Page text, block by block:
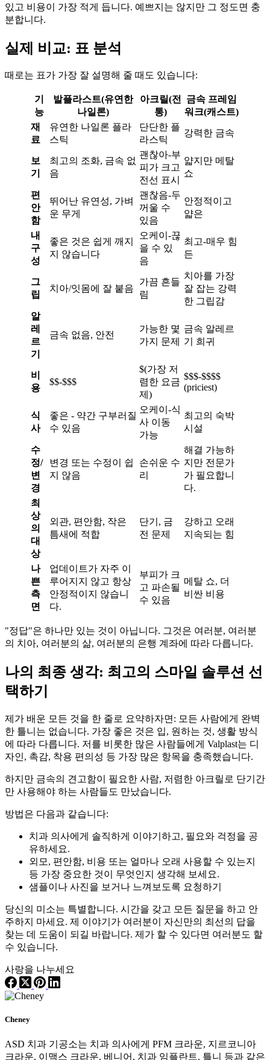
있고 비용이 가장 적게 듭니다. 예쁘지는 않지만 그 정도면 충
분합니다.
실제 비교: 표 분석
때로는 표가 가장 잘 설명해 줄 때도 있습니다:
기
능
발플라스트(유연한
나일론)
아크릴(전
통)
금속 프레임
워크(캐스트)
재
료
유연한 나일론 플라
스틱
단단한 플
라스틱
강력한 금속
보
기
최고의 조화, 금속 없
음
괜찮아-부
피가 크고
전선 표시
얇지만 메탈
쇼
편
안
함
뛰어난 유연성, 가벼
운 무게
괜찮음-두
꺼울 수
있음
안정적이고
얇은
내
구
성
좋은 것은 쉽게 깨지
지 않습니다
오케이-끊
을 수 있
음
최고-매우 힘
든
그
립
치아/잇몸에 잘 붙음
가끔 흔들
림
치아를 가장
잘 잡는 강력
한 그립감
알
레
르
기
금속 없음, 안전
가능한 몇
가지 문제
금속 알레르
기 희귀
비
용
$$-$$$
$(가장 저
렴한 요금
제)
$$$-$$$$
(priciest)
식
사
좋은 - 약간 구부러질
수 있음
오케이-식
사 이동
가능
최고의 숙박
시설
수
정/
변
경
변경 또는 수정이 쉽
지 않음
손쉬운 수
리
해결 가능하
지만 전문가
가 필요합니
다.
최
상
의
대
상
외관, 편안함, 작은
틈새에 적합
단기, 금
전 문제
강하고 오래
지속되는 힘
나
쁜
측
면
업데이트가 자주 이
루어지지 않고 항상
안정적이지 않습니
다.
부피가 크
고 파손될
수 있음
메탈 쇼, 더
비싼 비용
"정답"은 하나만 있는 것이 아닙니다. 그것은 여러분, 여러분
의 치아, 여러분의 삶, 여러분의 은행 계좌에 따라 다릅니다.
나의 최종 생각: 최고의 스마일 솔루션 선
택하기
제가 배운 모든 것을 한 줄로 요약하자면: 모든 사람에게 완벽
한 틀니는 없습니다. 가장 좋은 것은 입, 원하는 것, 생활 방식
에 따라 다릅니다. 저를 비롯한 많은 사람들에게 Valplast는 디
자인, 촉감, 착용 편의성 등 가장 많은 항목을 충족했습니다.
하지만 금속의 견고함이 필요한 사람, 저렴한 아크릴로 단기간
만 사용해야 하는 사람들도 만났습니다.
방법은 다음과 같습니다:
치과 의사에게 솔직하게 이야기하고, 필요와 걱정을 공
유하세요.
외모, 편안함, 비용 또는 얼마나 오래 사용할 수 있는지
등 가장 중요한 것이 무엇인지 생각해 보세요.
샘플이나 사진을 보거나 느껴보도록 요청하기
당신의 미소는 특별합니다. 시간을 갖고 모든 질문을 하고 안
주하지 마세요. 제 이야기가 여러분이 자신만의 최선의 답을
찾는 데 도움이 되길 바랍니다. 제가 할 수 있다면 여러분도 할
수 있습니다.
사랑을 나누세요
Cheney
ASD 치과 기공소는 치과 의사에게 PFM 크라운, 지르코니아
크라운, 이맥스 크라운, 베니어, 치과 임플란트, 틀니 등과 같은